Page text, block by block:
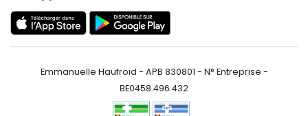
Emmanuelle Haufroid - APB 830801 - N° Entreprise -
BE0458.496.432